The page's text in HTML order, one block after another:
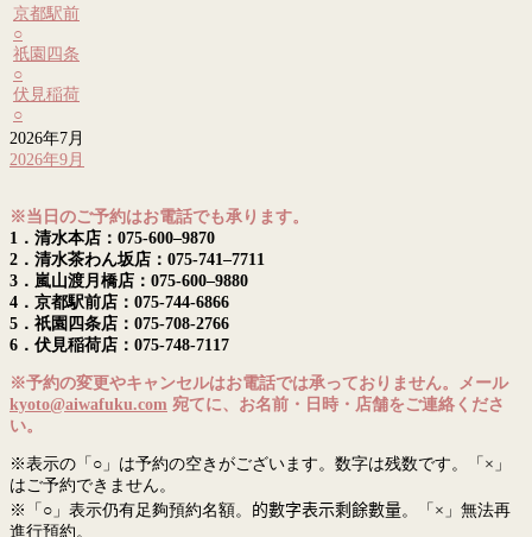
京都駅前
○
祇園四条
○
伏見稲荷
○
2026年7月
2026年9月
※当日のご予約はお電話でも承ります。
1．清水本店：075-600–9870
2．清水茶わん坂店：075-741–7711
3．嵐山渡月橋店：075-600–9880
4．京都駅前店：075-744-6866
5．祇園四条店：075-708-2766
6．伏見稲荷店：075-748-7117
※予約の変更やキャンセルはお電話では承っておりません。メール
kyoto@aiwafuku.com 宛てに、お名前・日時・店舗をご連絡くださ
い。
※表示の「○」は予約の空きがございます。数字は残数です。「×」
はご予約できません。
※「○」表示仍有足夠預約名額。 的數字表示剩餘數量。「×」無法再
進行預約。